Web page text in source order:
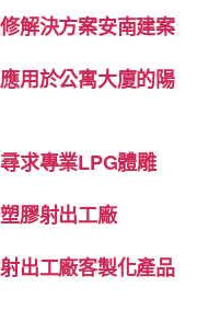
解決方案安南建案
用於公寓大廈的陽
求專業LPG體雕
膠射出工廠
出工廠客製化產品